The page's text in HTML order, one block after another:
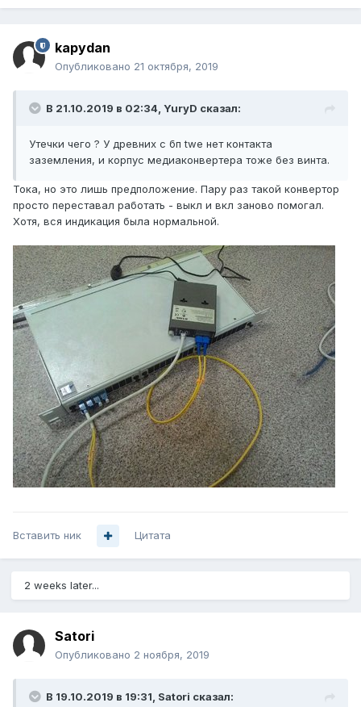
kapydan
Опубликовано 21 октября, 2019
В 21.10.2019 в 02:34, YuryD сказал:
Утечки чего ? У древних с бп twe нет контакта
заземления, и корпус медиаконвертера тоже без винта.
Тока, но это лишь предположение. Пару раз такой конвертор
просто переставал работать - выкл и вкл заново помогал.
Хотя, вся индикация была нормальной.
Вставить ник Цитата
2 weeks later...
Satori
Опубликовано 2 ноября, 2019
В 19.10.2019 в 19:31, Satori сказал: